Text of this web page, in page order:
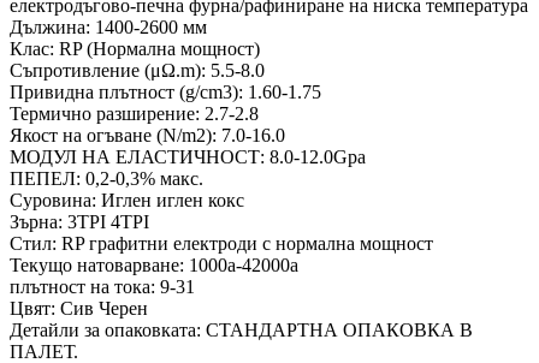
електродъгово-печна фурна/рафиниране на ниска температура
Дължина: 1400-2600 мм
Клас: RP (Нормална мощност)
Съпротивление (μΩ.m): 5.5-8.0
Привидна плътност (g/cm3): 1.60-1.75
Термично разширение: 2.7-2.8
Якост на огъване (N/m2): 7.0-16.0
МОДУЛ НА ЕЛАСТИЧНОСТ: 8.0-12.0Gpa
ПЕПЕЛ: 0,2-0,3% макс.
Суровина: Иглен иглен кокс
Зърна: 3TPI 4TPI
Стил: RP графитни електроди с нормална мощност
Текущо натоварване: 1000a-42000a
плътност на тока: 9-31
Цвят: Сив Черен
Детайли за опаковката: СТАНДАРТНА ОПАКОВКА В
ПАЛЕТ.